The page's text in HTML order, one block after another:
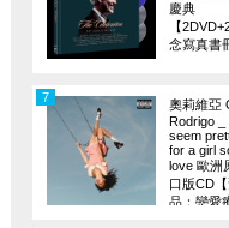
慶典
【
念寫真書
奧莉維亞
Rodrigo _
seem
for a girl
love 歐洲
口版CD
品：戀愛
7